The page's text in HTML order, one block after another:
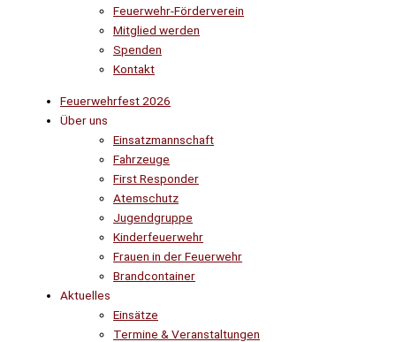
Feuerwehr-Förderverein
Mitglied werden
Spenden
Kontakt
Feuerwehrfest 2026
Über uns
Einsatzmannschaft
Fahrzeuge
First Responder
Atemschutz
Jugendgruppe
Kinderfeuerwehr
Frauen in der Feuerwehr
Brandcontainer
Aktuelles
Einsätze
Termine & Veranstaltungen